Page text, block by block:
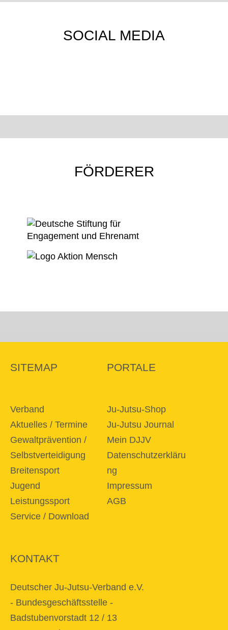
SOCIAL MEDIA
FÖRDERER
SITEMAP
Verband
Aktuelles / Termine
Gewaltprävention /
Selbstverteidigung
Breitensport
Jugend
Leistungssport
Service / Download
PORTALE
Ju-Jutsu-Shop
Ju-Jutsu Journal
Mein DJJV
Datenschutzerkläru
ng
Impressum
AGB
KONTAKT
Deutscher Ju-Jutsu-Verband e.V.
- Bundesgeschäftsstelle -
Badstubenvorstadt 12 / 13